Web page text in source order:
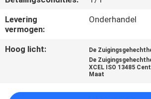
VERZOEK
OM
CITAAT
SITEMAP
Levering
vermogen:
Onderhandel
Hoog licht: De
De
XCEL ISO 13485
Maat